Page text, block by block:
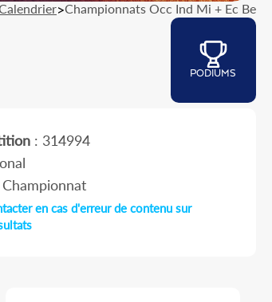
>Championnats Occ Ind Mi + Ec Be
PODIUMS
: 314994
en cas d'erreur de contenu sur